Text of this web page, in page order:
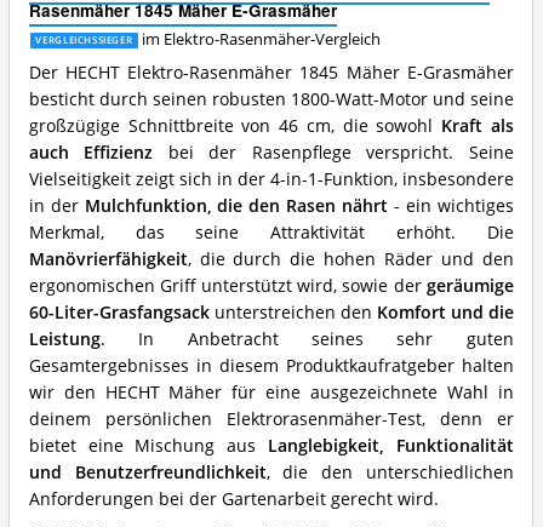
Rasenmäher 1845 Mäher E-Grasmäher
VERGLEICHSSIEGER im Elektro-Rasenmäher-Vergleich
Der HECHT Elektro-Rasenmäher 1845 Mäher E-Grasmäher
besticht durch seinen robusten 1800-Watt-Motor und seine
großzügige Schnittbreite von 46 cm, die sowohl Kraft als
auch Effizienz bei der Rasenpflege verspricht. Seine
Vielseitigkeit zeigt sich in der 4-in-1-Funktion, insbesondere
in der Mulchfunktion, die den Rasen nährt - ein wichtiges
Merkmal, das seine Attraktivität erhöht. Die
Manövrierfähigkeit, die durch die hohen Räder und den
ergonomischen Griff unterstützt wird, sowie der geräumige
60-Liter-Grasfangsackunterstreichen den Komfort und die
Leistung. In Anbetracht seines sehr guten
Gesamtergebnisses in diesem Produktkaufratgeber halten
wir den HECHT Mäher für eine ausgezeichnete Wahl in
deinem persönlichen Elektrorasenmäher-Test, denn er
bietet eine Mischung aus Langlebigkeit, Funktionalität
und Benutzerfreundlichkeit, die den unterschiedlichen
Anforderungen bei der Gartenarbeit gerecht wird.
Grasmäher
Vorteile:
Was
spricht
für
diesen
Elektro-
Rasenmäher?